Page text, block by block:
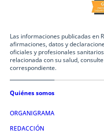
Las informaciones publicadas en
afirmaciones, datos y
oficiales y profesionales
relacionada con su salud,
correspondiente.
Quiénes somos
ORGANIGRAMA
REDACCIÓN